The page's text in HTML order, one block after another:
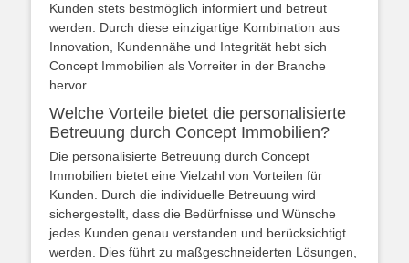
Kunden stets bestmöglich informiert und betreut
werden. Durch diese einzigartige Kombination aus
Innovation, Kundennähe und Integrität hebt sich
Concept Immobilien als Vorreiter in der Branche
hervor.
Welche Vorteile bietet die personalisierte
Betreuung durch Concept Immobilien?
Die personalisierte Betreuung durch Concept
Immobilien bietet eine Vielzahl von Vorteilen für
Kunden. Durch die individuelle Betreuung wird
sichergestellt, dass die Bedürfnisse und Wünsche
jedes Kunden genau verstanden und berücksichtigt
werden. Dies führt zu maßgeschneiderten Lösungen,